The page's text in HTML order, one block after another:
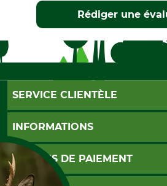
Rédiger une
SERVICE CLIENTÈLE
Foire aux questions
Abonnement à la newsletter
Contact
Garantie / Devis
Paramètres des cookies
INFORMATIONS
CGV
Livraison
Conditions d'annulation
MOYENS DE PAIEMENT